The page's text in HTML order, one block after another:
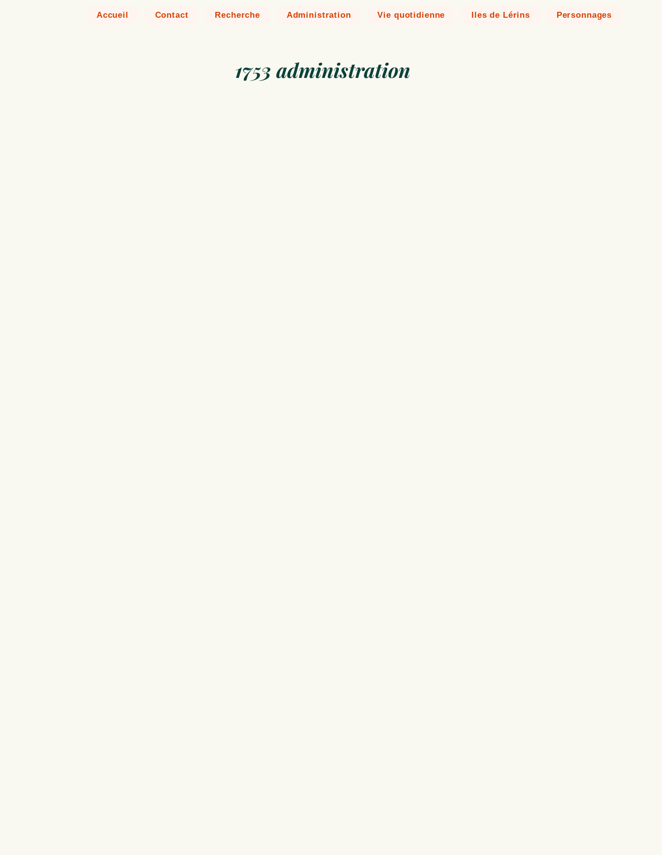
Accueil Contact Recherche Administration Vie quotidienne Iles de Lérins Personnages
1753 administration